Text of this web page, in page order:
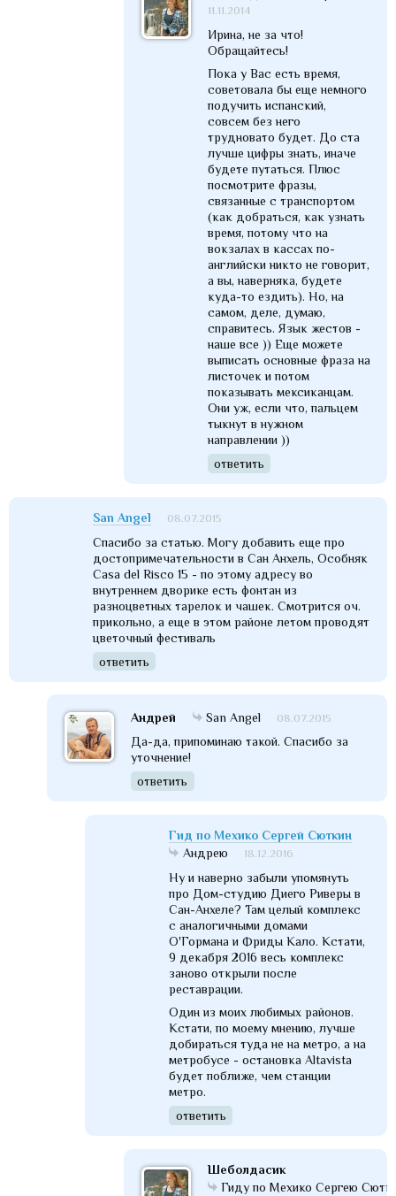
11.11.2014
Ирина, не за что!
Обращайтесь!
Пока у Вас есть время,
советовала бы еще немного
подучить испанский,
совсем без него
трудновато будет. До ста
лучше цифры знать, иначе
будете путаться. Плюс
посмотрите фразы,
связанные с транспортом
(как добраться, как узнать
время, потому что на
вокзалах в кассах по-
английски никто не говорит,
а вы, наверняка, будете
куда-то ездить). Но, на
самом, деле, думаю,
справитесь. Язык жестов -
наше все )) Еще можете
выписать основные фраза на
листочек и потом
показывать мексиканцам.
Они уж, если что, пальцем
тыкнут в нужном
направлении ))
ответить
San Angel 08.07.2015
Спасибо за статью. Могу добавить еще про
достопримечательности в Сан Анхель, Особняк
Casa del Risco 15 - по этому адресу во
внутреннем дворике есть фонтан из
разноцветных тарелок и чашек. Смотрится оч.
прикольно, а еще в этом районе летом проводят
цветочный фестиваль
ответить
Андрей San Angel 08.07.2015
Да-да, припоминаю такой. Спасибо за
уточнение!
ответить
Гид по Мехико Сергей Сюткин
Андрею
18.12.2016
Ну и наверно забыли упомянуть
про Дом-студию Диего Риверы в
Сан-Анхеле? Там целый комплекс
с аналогичными домами
О'Гормана и Фриды Кало. Кстати,
9 декабря 2016 весь комплекс
заново открыли после
реставрации.
Один из моих любимых районов.
Кстати, по моему мнению, лучше
добираться туда не на метро, а на
метробусе - остановка Altavista
будет поближе, чем станции
метро.
ответить
Шеболдасик
Гиду по Мехико Сергею